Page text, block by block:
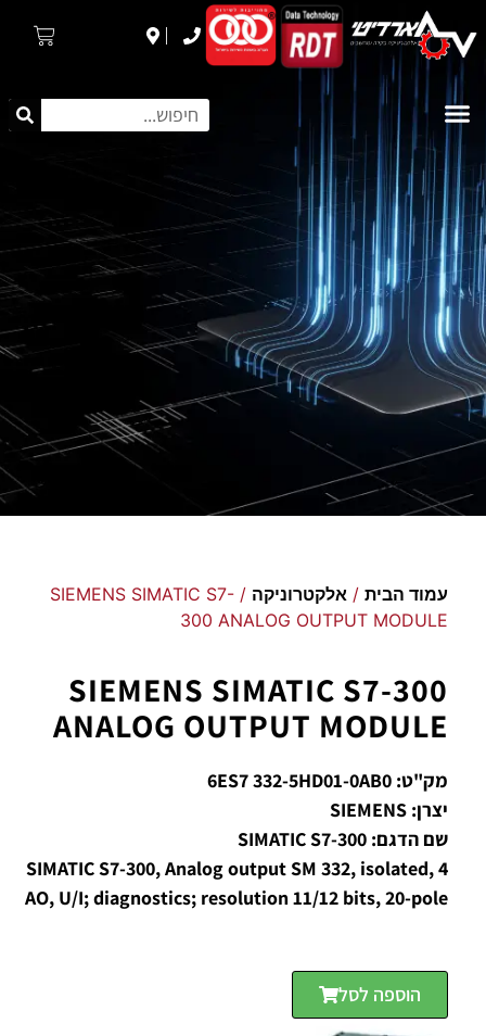
עמוד הבית / אלקטרוניקה
/ SIEMENS SIMATIC S7-
300 ANALOG OUTPUT MODULE
SIEMENS SIMATIC S7-300
ANALOG OUTPUT MODULE
מק"ט: 6ES7 332-5HD01-0AB0
יצרן: SIEMENS
שם הדגם: SIMATIC S7-300
SIMATIC S7-300, Analog output SM 332, isolated, 4
AO, U/I; diagnostics; resolution 11/12 bits, 20-pole
הוספה לסל